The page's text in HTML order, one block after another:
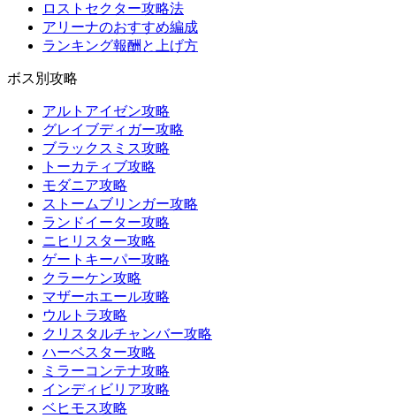
ロストセクター攻略法
アリーナのおすすめ編成
ランキング報酬と上げ方
ボス別攻略
アルトアイゼン攻略
グレイブディガー攻略
ブラックスミス攻略
トーカティブ攻略
モダニア攻略
ストームブリンガー攻略
ランドイーター攻略
ニヒリスター攻略
ゲートキーパー攻略
クラーケン攻略
マザーホエール攻略
ウルトラ攻略
クリスタルチャンバー攻略
ハーベスター攻略
ミラーコンテナ攻略
インディビリア攻略
ベヒモス攻略